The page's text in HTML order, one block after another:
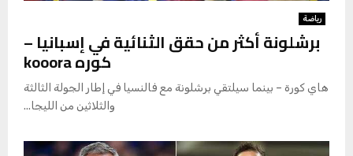
رياضة
برشلونة أكثر من حقق الثنائية في إسبانيا –
كوره kooora
هاي كورة – بينما سيلتقي برشلونة مع فالنسيا في إطار الجولة الثالثة
والثلاثين من الليجا...